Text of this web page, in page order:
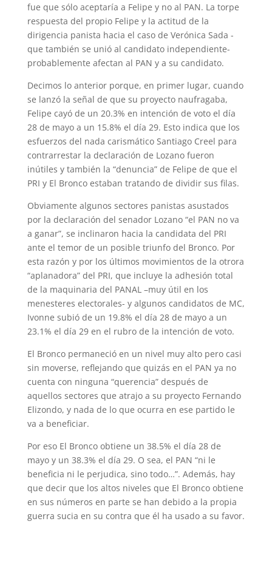
fue que sólo aceptaría a Felipe y no al PAN. La torpe
respuesta del propio Felipe y la actitud de la
dirigencia panista hacia el caso de Verónica Sada -
que también se unió al candidato independiente-
probablemente afectan al PAN y a su candidato.
Decimos lo anterior porque, en primer lugar, cuando
se lanzó la señal de que su proyecto naufragaba,
Felipe cayó de un 20.3% en intención de voto el día
28 de mayo a un 15.8% el día 29. Esto indica que los
esfuerzos del nada carismático Santiago Creel para
contrarrestar la declaración de Lozano fueron
inútiles y también la “denuncia” de Felipe de que el
PRI y El Bronco estaban tratando de dividir sus filas.
Obviamente algunos sectores panistas asustados
por la declaración del senador Lozano “el PAN no va
a ganar”, se inclinaron hacia la candidata del PRI
ante el temor de un posible triunfo del Bronco. Por
esta razón y por los últimos movimientos de la otrora
“aplanadora” del PRI, que incluye la adhesión total
de la maquinaria del PANAL –muy útil en los
menesteres electorales- y algunos candidatos de MC,
Ivonne subió de un 19.8% el día 28 de mayo a un
23.1% el día 29 en el rubro de la intención de voto.
El Bronco permaneció en un nivel muy alto pero casi
sin moverse, reflejando que quizás en el PAN ya no
cuenta con ninguna “querencia” después de
aquellos sectores que atrajo a su proyecto Fernando
Elizondo, y nada de lo que ocurra en ese partido le
va a beneficiar.
Por eso El Bronco obtiene un 38.5% el día 28 de
mayo y un 38.3% el día 29. O sea, el PAN “ni le
beneficia ni le perjudica, sino todo…”. Además, hay
que decir que los altos niveles que El Bronco obtiene
en sus números en parte se han debido a la propia
guerra sucia en su contra que él ha usado a su favor.